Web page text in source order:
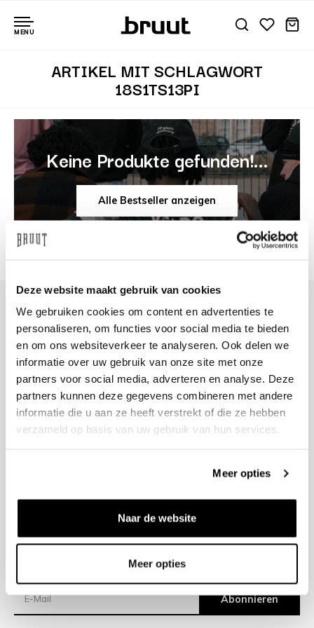
Deze website maakt gebruik van cookies
We gebruiken cookies om content en advertenties te
personaliseren, om functies voor social media te bieden
en om ons websiteverkeer te analyseren. Ook delen we
informatie over uw gebruik van onze site met onze
partners voor social media, adverteren en analyse. Deze
partners kunnen deze gegevens combineren met andere
informatie die u aan ze heeft verstrekt of die ze hebben
verzameld op basis van uw gebruik van hun services.
Meer opties
Naar de website
Meer opties
MENU
ARTIKEL MIT SCHLAGWORT
18S1TS13PI
Keine Produkte gefunden!...
Alle Bestseller anzeigen
+31 23 205 2006
info@bruut.nl
Kontakt Formular
Öffnen 11:00 - 18:00
ÖFFNUNGSZEITEN ANZEIGEN
Versand
Abonnieren